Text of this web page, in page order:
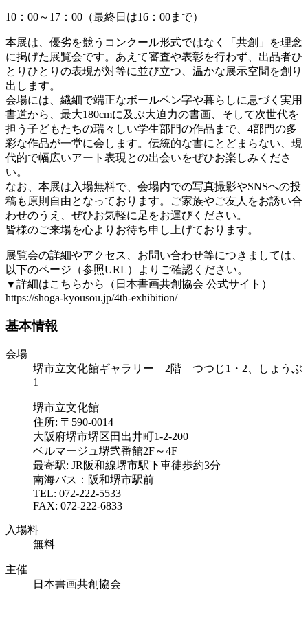
10：00～17：00（最終日は16：00まで）
本展は、優劣を競うコンクール形式ではなく「共創」を理念
に掲げた展覧会です。あえて審査や表彰を行わず、出品者ひ
とりひとりの表現が対等に並び立つ、温かな展示空間を創り
出します。
会場には、繊細で端正なボールペン字や暮らしに息づく実用
書道から、最大180cmに及ぶ大迫力の書画、そして次世代を
担う子どもたちの瑞々しい学生部門の作品まで、4部門の多
彩な作品が一堂に会します。伝統的な書にとどまらない、現
代的で幅広いアート表現との出会いをぜひお楽しみくださ
い。
なお、本展は入場無料で、会場内での写真撮影やSNSへの投
稿も原則自由となっております。ご家族やご友人をお誘い合
わせのうえ、ぜひお気軽に足をお運びください。
皆様のご来場を心よりお待ち申し上げております。
展覧会の詳細やアクセス、お問い合わせ等につきましては、
以下のページ（参照URL）よりご確認ください。
▼詳細はこちらから（日本書画共創協会 公式サイト）
https://shoga-kyousou.jp/4th-exhibition/
基本情報
会場
堺市立文化館ギャラリー 2階 つつじ1・2、しょうぶ
1
堺市立文化館
住所: 〒590-0014
大阪府堺市堺区田出井町1-2-200
ベルマージュ堺弐番館2F～4F
最寄駅: JR阪和線堺市駅下車徒歩約3分
南海バス：阪和堺市駅前
TEL: 072-222-5533
FAX: 072-222-6833
入場料
無料
主催
日本書画共創協会